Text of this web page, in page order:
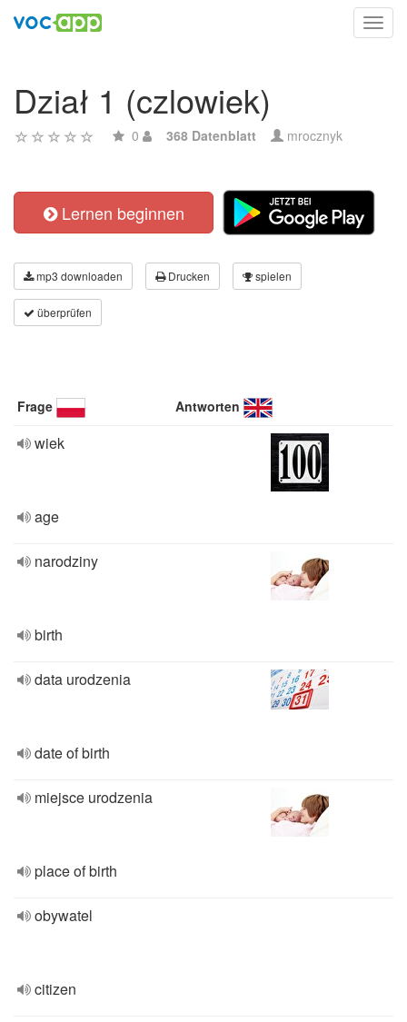
Dział 1 (czlowiek)
0 368 Datenblatt mrocznyk
Lernen beginnen
mp3 downloaden Drucken spielen
überprüfen
Frage Antworten
wiek
age
narodziny
birth
data urodzenia
date of birth
miejsce urodzenia
place of birth
obywatel
citizen